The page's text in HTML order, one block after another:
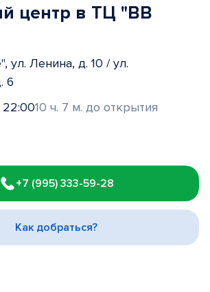
центр в ТЦ "BB
ул. Ленина, д. 10 / ул.
6
10 ч. 7 м. до открытия
+7 (995) 333-59-28
Как добраться?